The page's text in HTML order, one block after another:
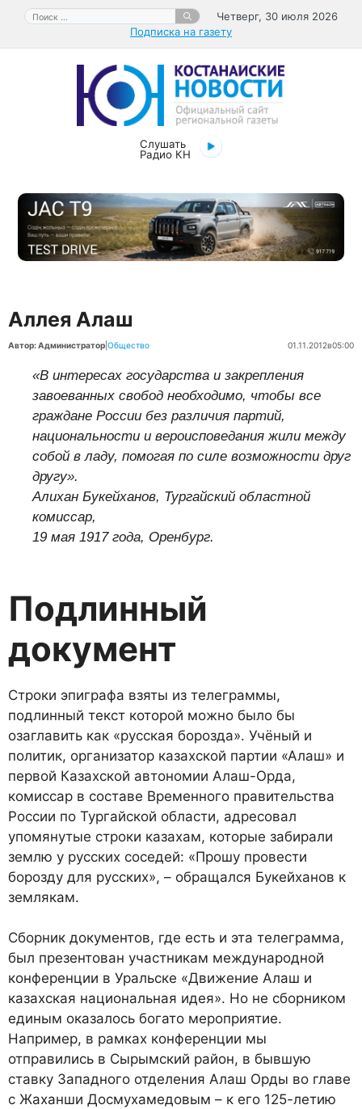
Перейти
содержимому
Поиск:
Четверг, 30 июля 2026
Подписка на газету
Слушать
Радио КН
Аллея Алаш
Автор: Администратор Общество 01.11.2012в05:00
«В интересах государства и закрепления
завоеванных свобод необходимо, чтобы все
граждане России без различия партий,
национальности и вероисповедания жили между
собой в ладу, помогая по силе возможности друг
другу».
Алихан Букейханов, Тургайский областной
комиссар,
19 мая 1917 года, Оренбург.
Подлинный
документ
Строки эпиграфа взяты из телеграммы,
подлинный текст которой можно было бы
озаглавить как «русская борозда». Учёный и
политик, организатор казахской партии «Алаш» и
первой Казахской автономии Алаш-Орда,
комиссар в составе Временного правительства
России по Тургайской области, адресовал
упомянутые строки казахам, которые забирали
землю у русских соседей: «Прошу провести
борозду для русских», – обращался Букейханов к
землякам.
Сборник документов, где есть и эта телеграмма,
был презентован участникам международной
конференции в Уральске «Движение Алаш и
казахская национальная идея». Но не сборником
единым оказалось богато мероприятие.
Например, в рамках конференции мы
отправились в Сырымский район, в бывшую
ставку Западного отделения Алаш Орды во главе
с Жаханши Досмухамедовым – к его 125-летию